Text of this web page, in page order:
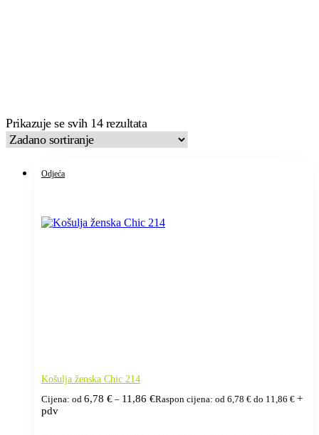
Prikazuje se svih 14 rezultata
Odjeća
Košulja ženska Chic 214
Cijena: od 6,78 € – 11,86 €Raspon cijena: od 6,78 € do 11,86 € +
pdv